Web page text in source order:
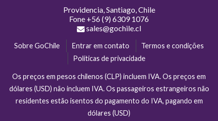
Providencia, Santiago, Chile
Fone +56 (9) 6309 1076
sales@gochile.cl
Sobre GoChile Entrar em contato
Termos e condições
Políticas de privacidade
Os preços em pesos chilenos (CLP) incluem IVA. Os preços em
dólares (USD) não incluem IVA. Os passageiros estrangeiros não
residentes estão isentos do pagamento do IVA, pagando em
dólares (USD)